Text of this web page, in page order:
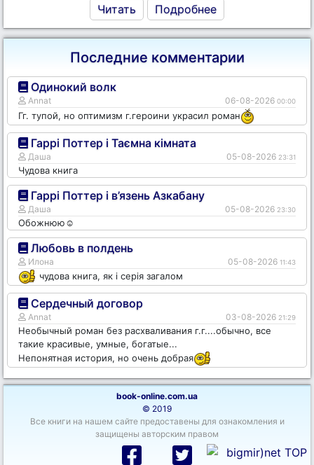
Читать Подробнее
Последние комментарии
Одинокий волк
Annat 06-08-2026 00:00
Гг. тупой, но оптимизм г.героини украсил роман
Гаррі Поттер і Таємна кімната
Даша 05-08-2026 23:31
Чудова книга
Гаррі Поттер і в’язень Азкабану
Даша 05-08-2026 23:30
Обожнюю☺️
Любовь в полдень
Илона 05-08-2026 11:43
чудова книга, як і серія загалом
Сердечный договор
Annat 03-08-2026 21:29
Необычный роман без расхваливания г.г....обычно, все
такие красивые, умные, богатые...
Непонятная история, но очень добрая
book-online.com.ua
© 2019
Все книги на нашем сайте предоставены для ознакомления и
защищены авторским правом